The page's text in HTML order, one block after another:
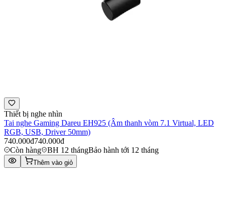
Thiết bị nghe nhìn
Tai nghe Gaming Dareu EH925 (Âm thanh vòm 7.1 Virtual, LED
RGB, USB, Driver 50mm)
740.000đ740.000đ
Còn hàng
BH 12 thángBảo hành tới 12 tháng
Thêm vào giỏ